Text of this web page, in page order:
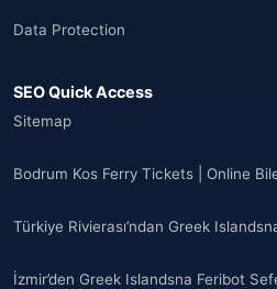
Data Protection
SEO Quick Access
Sitemap
Bodrum Kos Ferry Tickets | Online
Türkiye Rivierası’ndan Greek
İzmir’den Greek Islandsna Feribot